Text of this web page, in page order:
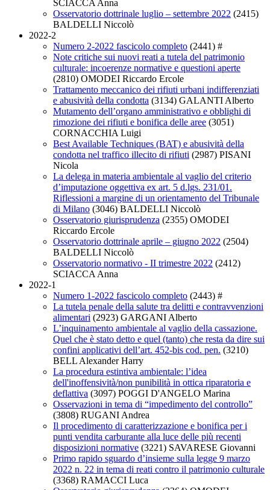
SCIACCA Anna
Osservatorio dottrinale luglio – settembre 2022 (2415)
BALDELLI Niccolò
2022-2
Numero 2-2022 fascicolo completo (2441) #
Note critiche sui nuovi reati a tutela del patrimonio
culturale: incoerenze normative e questioni aperte
(2810) OMODEI Riccardo Ercole
Trattamento meccanico dei rifiuti urbani indifferenziati
e abusività della condotta (3134) GALANTI Alberto
Mutamento dell’organo amministrativo e obblighi di
rimozione dei rifiuti e bonifica delle aree (3051)
CORNACCHIA Luigi
Best Available Techniques (BAT) e abusività della
condotta nel traffico illecito di rifiuti (2987) PISANI
Nicola
La delega in materia ambientale al vaglio del criterio
d’imputazione oggettiva ex art. 5 d.lgs. 231/01.
Riflessioni a margine di un orientamento del Tribunale
di Milano (3046) BALDELLI Niccolò
Osservatorio giurisprudenza (2355) OMODEI
Riccardo Ercole
Osservatorio dottrinale aprile – giugno 2022 (2504)
BALDELLI Niccolò
Osservatorio normativo - II trimestre 2022 (2412)
SCIACCA Anna
2022-1
Numero 1-2022 fascicolo completo (2443) #
La tutela penale della salute tra delitti e contravvenzioni
alimentari (2923) GARGANI Alberto
L’inquinamento ambientale al vaglio della cassazione.
Quel che è stato detto e quel (tanto) che resta da dire sui
confini applicativi dell’art. 452-bis cod. pen. (3210)
BELL Alexander Harry
La procedura estintiva ambientale: l’idea
dell'inoffensività/non punibilità in ottica riparatoria e
deflattiva (3097) POGGI D'ANGELO Marina
Osservazioni in tema di “impedimento del controllo”
(3808) RUGANI Andrea
Il procedimento di caratterizzazione e bonifica per i
punti vendita carburante alla luce delle più recenti
disposizioni normative (3221) SAVARESE Giovanni
Primo rapido sguardo d’insieme sulla legge 9 marzo
2022 n. 22 in tema di reati contro il patrimonio culturale
(3368) RAMACCI Luca